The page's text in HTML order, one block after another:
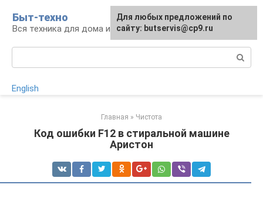
контенту
Быт-техно
Вся техника для дома и сада
English
Главная » Чистота
Код ошибки F12 в стиральной машине
Аристон
Для любых предложений по
сайту: butservis@cp9.ru